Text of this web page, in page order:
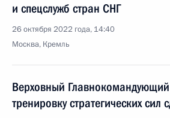
и спецслужб стран СНГ
26 октября 2022 года, 14:40
Москва, Кремль
Верховный
тренировку стратегических сил